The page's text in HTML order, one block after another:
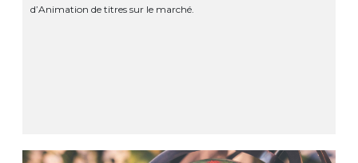
d’Animation de titres sur le marché.